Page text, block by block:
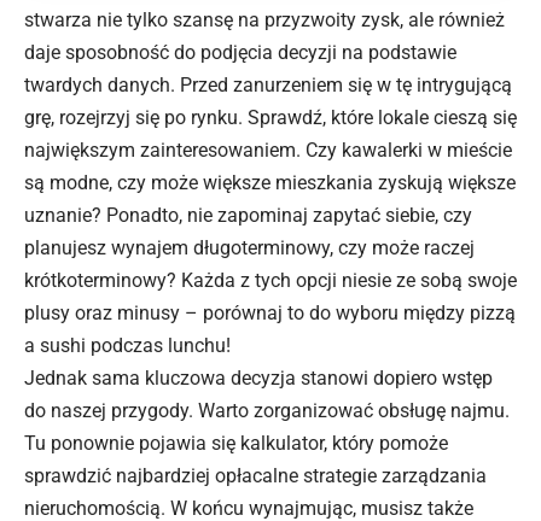
stwarza nie tylko szansę na przyzwoity zysk, ale również
daje sposobność do podjęcia decyzji na podstawie
twardych danych. Przed zanurzeniem się w tę intrygującą
grę, rozejrzyj się po rynku. Sprawdź, które lokale cieszą się
największym zainteresowaniem. Czy kawalerki w mieście
są modne, czy może większe mieszkania zyskują większe
uznanie? Ponadto, nie zapominaj zapytać siebie, czy
planujesz wynajem długoterminowy, czy może raczej
krótkoterminowy? Każda z tych opcji niesie ze sobą swoje
plusy oraz minusy – porównaj to do wyboru między pizzą
a sushi podczas lunchu!
Jednak sama kluczowa decyzja stanowi dopiero wstęp
do naszej przygody. Warto zorganizować obsługę najmu.
Tu ponownie pojawia się kalkulator, który pomoże
sprawdzić najbardziej opłacalne strategie zarządzania
nieruchomością. W końcu wynajmując, musisz także